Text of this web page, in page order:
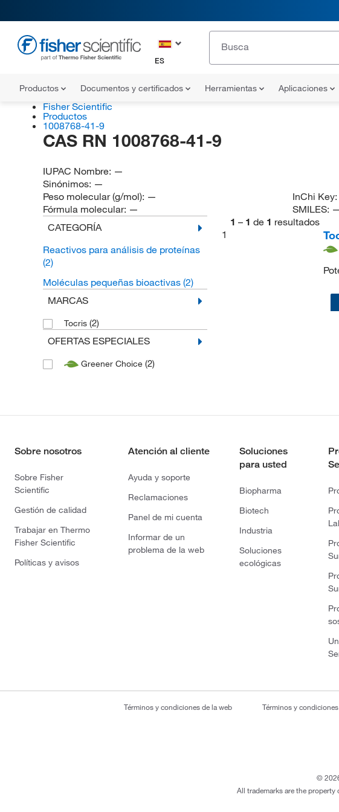
ES
Productos Documentos y certificados Herramientas Aplicaciones
Fisher Scientific
Productos
1008768-41-9
CAS RN 1008768-41-9
IUPAC Nombre: —
Sinónimos: —
Peso molecular (g/mol): —
Fórmula molecular: —
InChi Key:
SMILES:
CATEGORÍA
Reactivos para análisis de proteínas
(2)
Moléculas pequeñas bioactivas (2)
MARCAS
Tocris (2)
OFERTAS ESPECIALES
Greener Choice (2)
1 – 1 de 1 resultados
1
Sobre nosotros
Sobre Fisher
Scientific
Gestión de calidad
Trabajar en Thermo
Fisher Scientific
Políticas y avisos
Atención al cliente
Ayuda y soporte
Reclamaciones
Panel de mi cuenta
Informar de un
problema de la web
Soluciones
para usted
Biopharma
Biotech
Industria
Soluciones
ecológicas
Términos y condiciones de la web Términos y
©
All trademarks are the